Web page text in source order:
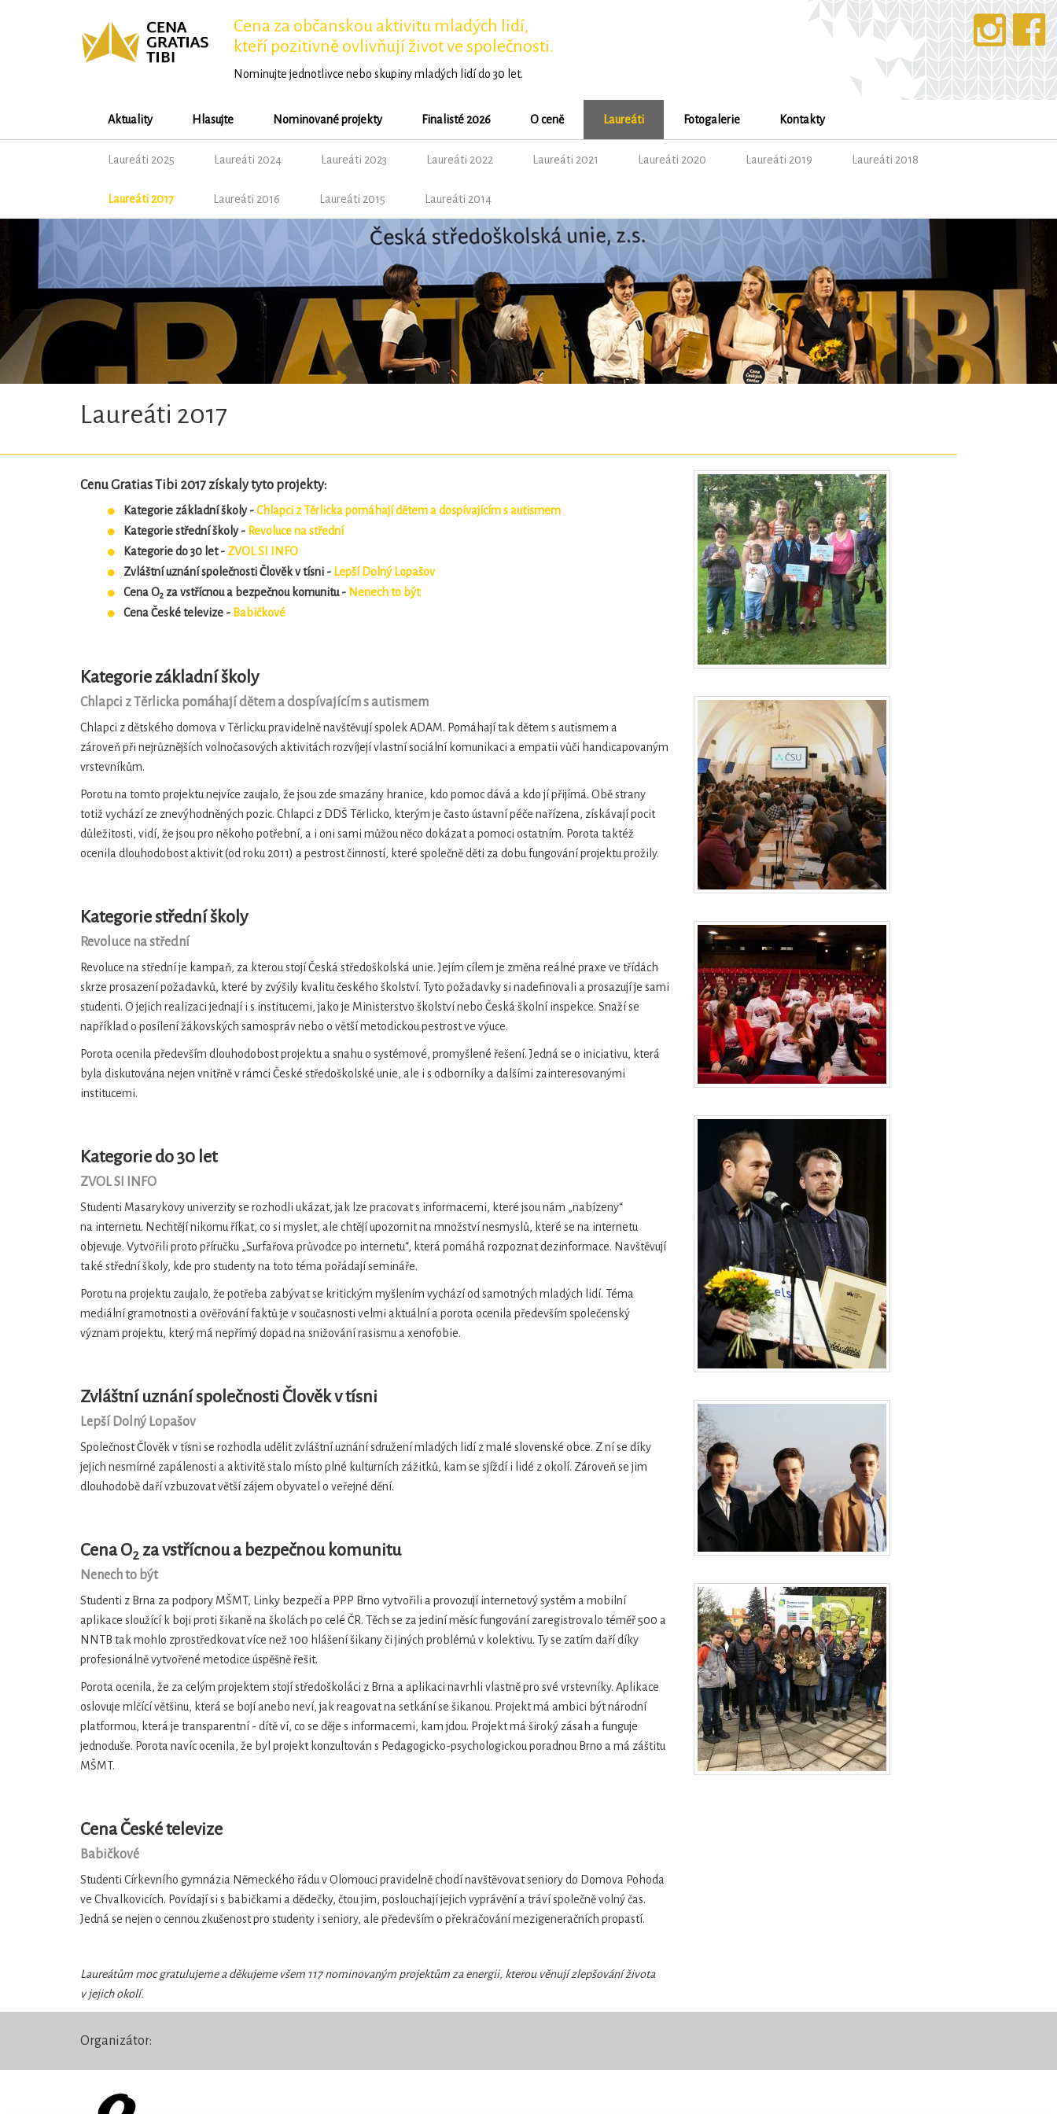
Cena za občanskou aktivitu mladých lidí,
kteří pozitivně ovlivňují život ve společnosti.
Nominujte jednotlivce nebo skupiny mladých lidí do 30 let.
Aktuality Hlasujte Nominované projekty Finalisté 2026 O ceně Laureáti Fotogalerie Kontakty
Laureáti 2025 Laureáti 2024 Laureáti 2023 Laureáti 2022 Laureáti 2021 Laureáti 2020 Laureáti 2019 Laureáti 2018
Laureáti 2017 Laureáti 2016 Laureáti 2015 Laureáti 2014
Laureáti 2017
Cenu Gratias Tibi 2017 získaly tyto projekty:
Kategorie základní školy -Chlapci z Těrlicka pomáhají dětem a dospívajícím s autismem
Kategorie střední školy - Revoluce na střední
Kategorie do 30 let - ZVOL SI INFO
Zvláštní uznání společnosti Člověk v tísni - Lepší Dolný Lopašov
Cena O2 za vstřícnou a bezpečnou komunitu - Nenech to být
Cena České televize - Babičkové
Kategorie základní školy
Chlapci z Těrlicka pomáhají dětem a dospívajícím s autismem
Chlapci z dětského domova v Těrlicku pravidelně navštěvují spolek ADAM. Pomáhají tak dětem s autismem a
zároveň při nejrůznějších volnočasových aktivitách rozvíjejí vlastní sociální komunikaci a empatii vůči handicapovaným
vrstevníkům.
Porotu na tomto projektu nejvíce zaujalo, že jsou zde smazány hranice, kdo pomoc dává a kdo jí přijímá. Obě strany
totiž vychází ze znevýhodněných pozic. Chlapci z DDŠ Těrlicko, kterým je často ústavní péče nařízena, získávají pocit
důležitosti, vidí, že jsou pro někoho potřební, a i oni sami můžou něco dokázat a pomoci ostatním. Porota taktéž
ocenila dlouhodobost aktivit (od roku 2011) a pestrost činností, které společně děti za dobu fungování projektu prožily.
Kategorie střední školy
Revoluce na střední
Revoluce na střední je kampaň, za kterou stojí Česká středoškolská unie. Jejím cílem je změna reálné praxe ve třídách
skrze prosazení požadavků, které by zvýšily kvalitu českého školství. Tyto požadavky si nadefinovali a prosazují je sami
studenti. O jejich realizaci jednají i s institucemi, jako je Ministerstvo školství nebo Česká školní inspekce. Snaží se
například o posílení žákovských samospráv nebo o větší metodickou pestrost ve výuce.
Porota ocenila především dlouhodobost projektu a snahu o systémové, promyšlené řešení. Jedná se o iniciativu, která
byla diskutována nejen vnitřně v rámci České středoškolské unie, ale i s odborníky a dalšími zainteresovanými
institucemi.
Kategorie do 30 let
ZVOL SI INFO
Studenti Masarykovy univerzity se rozhodli ukázat, jak lze pracovat s informacemi, které jsou nám „nabízeny“
na internetu. Nechtějí nikomu říkat, co si myslet, ale chtějí upozornit na množství nesmyslů, které se na internetu
objevuje. Vytvořili proto příručku „Surfařova průvodce po internetu“, která pomáhá rozpoznat dezinformace. Navštěvují
také střední školy, kde pro studenty na toto téma pořádají semináře.
Porotu na projektu zaujalo, že potřeba zabývat se kritickým myšlením vychází od samotných mladých lidí. Téma
mediální gramotnosti a ověřování faktů je v současnosti velmi aktuální a porota ocenila především společenský
význam projektu, který má nepřímý dopad na snižování rasismu a xenofobie.
Zvláštní uznání společnosti Člověk v tísni
Lepší Dolný Lopašov
Společnost Člověk v tísni se rozhodla udělit zvláštní uznání sdružení mladých lidí z malé slovenské obce. Z ní se díky
jejich nesmírné zapálenosti a aktivitě stalo místo plné kulturních zážitků, kam se sjíždí i lidé z okolí. Zároveň se jim
dlouhodobě daří vzbuzovat větší zájem obyvatel o veřejné dění.
Cena O2 za vstřícnou a bezpečnou komunitu
Nenech to být
Studenti z Brna za podpory MŠMT, Linky bezpečí a PPP Brno vytvořili a provozují internetový systém a mobilní
aplikace sloužící k boji proti šikaně na školách po celé ČR. Těch se za jediní měsíc fungování zaregistrovalo téměř 500 a
NNTB tak mohlo zprostředkovat více než 100 hlášení šikany či jiných problémů v kolektivu. Ty se zatím daří díky
profesionálně vytvořené metodice úspěšně řešit.
Porota ocenila, že za celým projektem stojí středoškoláci z Brna a aplikaci navrhli vlastně pro své vrstevníky. Aplikace
oslovuje mlčící většinu, která se bojí anebo neví, jak reagovat na setkání se šikanou. Projekt má ambici být národní
platformou, která je transparentní - dítě ví, co se děje s informacemi, kam jdou. Projekt má široký zásah a funguje
jednoduše. Porota navíc ocenila, že byl projekt konzultován s Pedagogicko-psychologickou poradnou Brno a má záštitu
MŠMT.
Cena České televize
Babičkové
Studenti Církevního gymnázia Německého řádu v Olomouci pravidelně chodí navštěvovat seniory do Domova Pohoda
ve Chvalkovicích. Povídají si s babičkami a dědečky, čtou jim, poslouchají jejich vyprávění a tráví společně volný čas.
Jedná se nejen o cennou zkušenost pro studenty i seniory, ale především o překračování mezigeneračních propastí.
Laureátům moc gratulujeme a děkujeme všem 117 nominovaným projektům za energii, kterou věnují zlepšování života
v jejich okolí.
Organizátor: